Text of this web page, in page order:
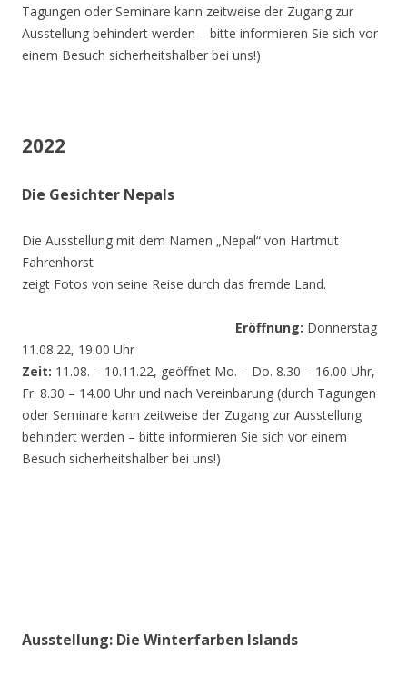
Tagungen oder Seminare kann zeitweise der Zugang zur
Ausstellung behindert werden – bitte informieren Sie sich vor
einem Besuch sicherheitshalber bei uns!)
2022
Die Gesichter Nepals
Die Ausstellung mit dem Namen „Nepal“ von Hartmut
Fahrenhorst
zeigt Fotos von seine Reise durch das fremde Land.
Eröffnung: Donnerstag
11.08.22, 19.00 Uhr
Zeit: 11.08. – 10.11.22, geöffnet Mo. – Do. 8.30 – 16.00 Uhr,
Fr. 8.30 – 14.00 Uhr und nach Vereinbarung (durch Tagungen
oder Seminare kann zeitweise der Zugang zur Ausstellung
behindert werden – bitte informieren Sie sich vor einem
Besuch sicherheitshalber bei uns!)
Ausstellung: Die Winterfarben Islands